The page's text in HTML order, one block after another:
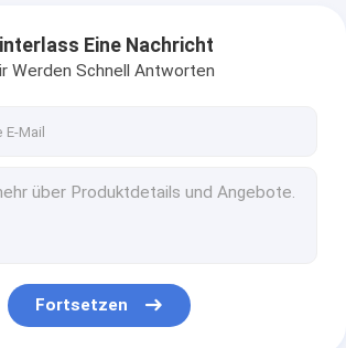
Eine Nachricht
Werden Schnell Antworten
Fortsetzen